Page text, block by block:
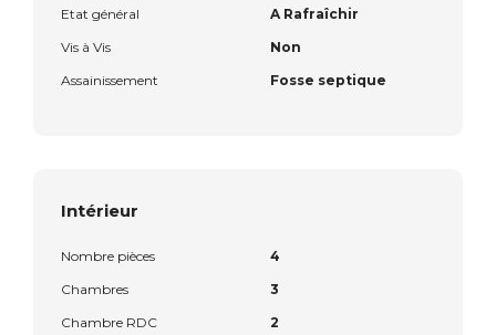
Etat général
A Rafraîchir
Vis à Vis
Non
Assainissement
Fosse septique
Intérieur
Nombre pièces
4
Chambres
3
Chambre RDC
2